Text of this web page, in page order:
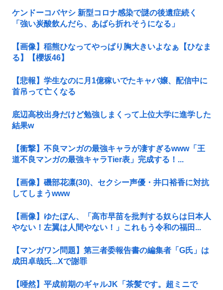
ケンドーコバヤシ 新型コロナ感染で謎の後遺症続く
「強い炭酸飲んだら、あばら折れそうになる」
【画像】稲熊ひなってやっぱり胸大きいよなぁ【ひなま
る】【櫻坂46】
【悲報】学生なのに月1億稼いでたキャバ嬢、配信中に
首吊って亡くなる
底辺高校出身だけど勉強しまくって上位大学に進学した
結果w
【衝撃】不良マンガの最強キャラが凄すぎるwww「王
道不良マンガの最強キャラTier表」完成する！...
【画像】磯部花凛(30)、セクシー声優・井口裕香に対抗
してしまうwww
【画像】ゆたぼん、「高市早苗を批判する奴らは日本人
やない！左翼は人間やない！」これもう令和の福田...
【マンガワン問題】第三者委報告書の編集者「G氏」は
成田卓哉氏...Xで謝罪
【唖然】平成前期のギャルJK「茶髪です。超ミニで